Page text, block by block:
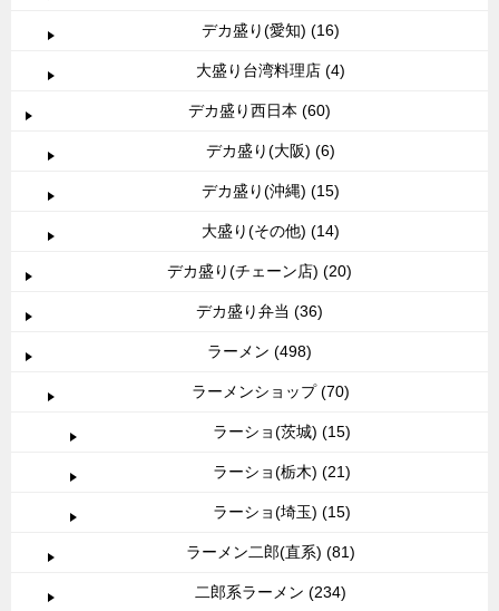
デカ盛り(愛知) (16)
大盛り台湾料理店 (4)
デカ盛り西日本 (60)
デカ盛り(大阪) (6)
デカ盛り(沖縄) (15)
大盛り(その他) (14)
デカ盛り(チェーン店) (20)
デカ盛り弁当 (36)
ラーメン (498)
ラーメンショップ (70)
ラーショ(茨城) (15)
ラーショ(栃木) (21)
ラーショ(埼玉) (15)
ラーメン二郎(直系) (81)
二郎系ラーメン (234)